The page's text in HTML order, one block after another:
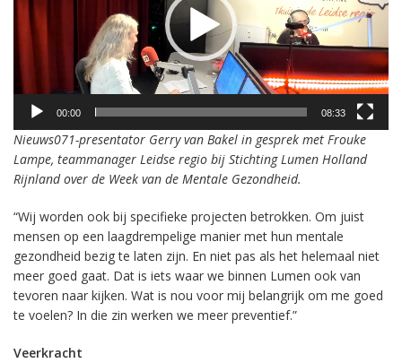
00:00 08:33
Nieuws071-presentator Gerry van Bakel in gesprek met Frouke
Lampe, teammanager Leidse regio bij Stichting Lumen Holland
Rijnland over de Week van de Mentale Gezondheid.
“Wij worden ook bij specifieke projecten betrokken. Om juist
mensen op een laagdrempelige manier met hun mentale
gezondheid bezig te laten zijn. En niet pas als het helemaal niet
meer goed gaat. Dat is iets waar we binnen Lumen ook van
tevoren naar kijken. Wat is nou voor mij belangrijk om me goed
te voelen? In die zin werken we meer preventief.”
Veerkracht